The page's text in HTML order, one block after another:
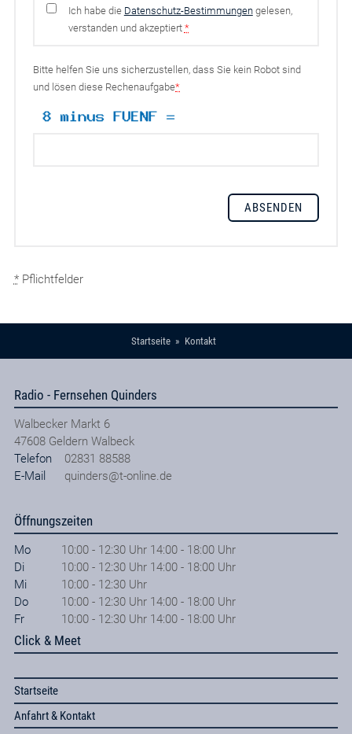
Ich habe die Datenschutz-Bestimmungengelesen,
verstanden und akzeptiert *
Bitte helfen Sie uns sicherzustellen, dass Sie kein Robot sind
und lösen diese Rechenaufgabe*
*Pflichtfelder
Startseite Kontakt
Radio - Fernsehen Quinders
Walbecker Markt 6
47608 Geldern Walbeck
Telefon
02831 88588
E-Mail
quinders@t-online.de
Öffnungszeiten
Mo
10:00 - 12:30 Uhr 14:00 - 18:00 Uhr
Di
10:00 - 12:30 Uhr 14:00 - 18:00 Uhr
Mi
10:00 - 12:30 Uhr
Do
10:00 - 12:30 Uhr 14:00 - 18:00 Uhr
Fr
10:00 - 12:30 Uhr 14:00 - 18:00 Uhr
Click & Meet
Startseite
Anfahrt & Kontakt